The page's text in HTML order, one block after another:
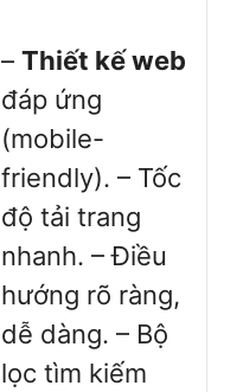
– Thiết kế web
đáp ứng
(mobile-
friendly). – Tốc
độ tải trang
nhanh. – Điều
hướng rõ ràng,
dễ dàng. – Bộ
lọc tìm kiếm